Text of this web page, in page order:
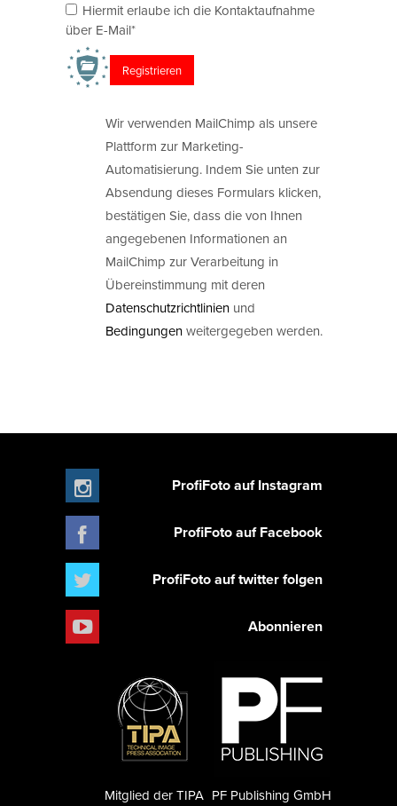
Hiermit erlaube ich die Kontaktaufnahme
über E-Mail*
Wir verwenden MailChimp als unsere
Plattform zur Marketing-
Automatisierung. Indem Sie unten zur
Absendung dieses Formulars klicken,
bestätigen Sie, dass die von Ihnen
angegebenen Informationen an
MailChimp zur Verarbeitung in
Übereinstimmung mit deren
Datenschutzrichtlinien und
Bedingungenweitergegeben werden.
ProfiFoto auf Instagram
ProfiFoto auf Facebook
ProfiFoto auf twitter folgen
Abonnieren
PF Publishing GmbH
Mitglied der TIPA